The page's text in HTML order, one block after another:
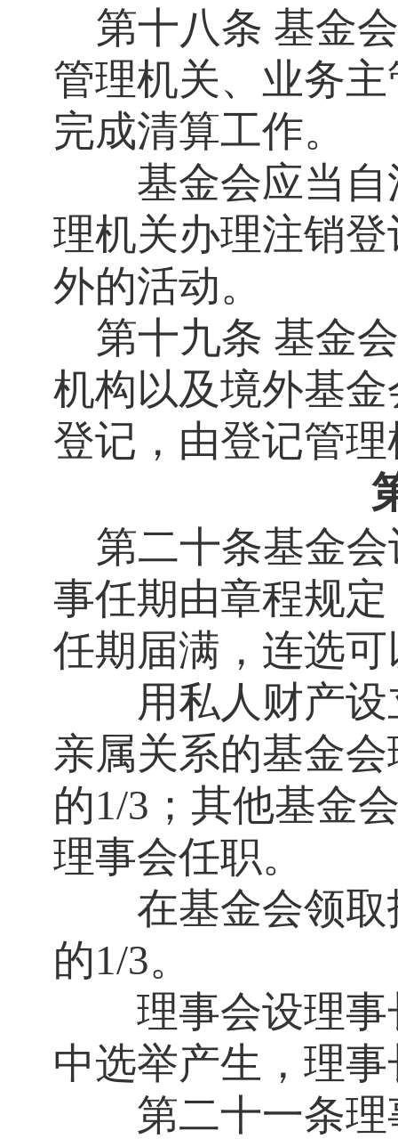
第十八条 基金
管理机关、业务
完成清算工作。
基金会应当自
理机关办理注销
外的活动。
第十九条 基金
机构以及境外基
登记，由登记管
第二十条基金
事任期由章程规
任期届满，连选
用私人财产设
亲属关系的基金
的1/3；其他基金
理事会任职。
在基金会领取
的1/3。
理事会设理事
中选举产生，理
第二十一条理